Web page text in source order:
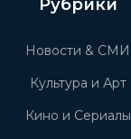
Рубрики
Новости & СМИ
Культура и Арт
Кино и Сериалы